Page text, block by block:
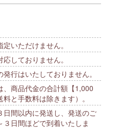
いただけません。
しておりません。
行はいたしておりません。
、商品代金の合計額【1,000
と手数料は除きます）。
日間以内に発送し、発送のご
３日間ほどで到着いたしま